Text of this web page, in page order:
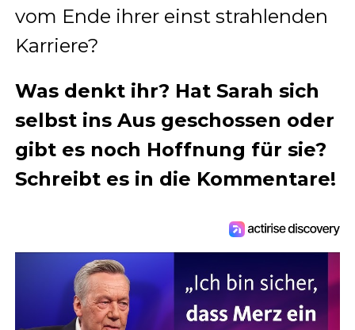
vom Ende ihrer einst strahlenden
Karriere?
Was denkt ihr? Hat Sarah sich
selbst ins Aus geschossen oder
gibt es noch Hoffnung für sie?
Schreibt es in die Kommentare!